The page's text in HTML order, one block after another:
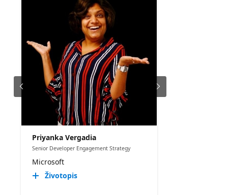
Priyanka Vergadia
Senior Developer Engagement Strategy
Microsoft
Životopis